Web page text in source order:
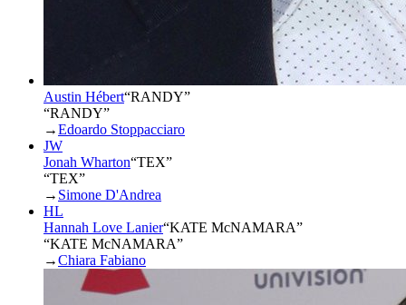
Austin Hébert“RANDY”
“RANDY”
→Edoardo Stoppacciaro
JW
Jonah Wharton“TEX”
“TEX”
→ Simone D'Andrea
HL
Hannah Love Lanier“KATE McNAMARA”
“KATE McNAMARA”
→Chiara Fabiano